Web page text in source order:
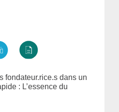
fondateur.rice.s dans un
: L’essence du